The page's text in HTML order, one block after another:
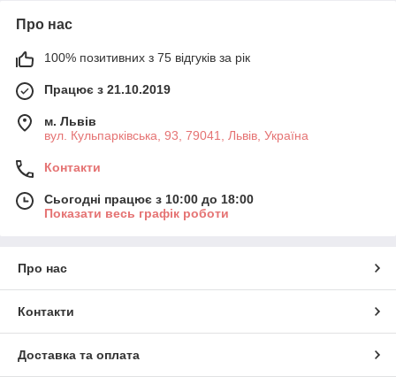
Про нас
100% позитивних з 75 відгуків за рік
Працює з 21.10.2019
м. Львів
вул. Кульпарківська, 93, 79041, Львів, Україна
Контакти
Сьогодні працює з 10:00 до 18:00
Показати весь графік роботи
Про нас
Контакти
Доставка та оплата